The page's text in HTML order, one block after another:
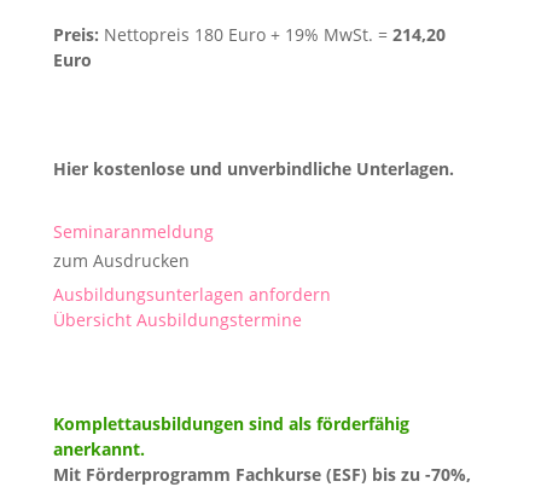
Preis: Nettopreis 180 Euro + 19% MwSt. = 214,20
Euro
Hier kostenlose und unverbindliche Unterlagen.
Seminaranmeldung
zum Ausdrucken
Ausbildungsunterlagen anfordern
Übersicht Ausbildungstermine
Komplettausbildungen sind als förderfähig
anerkannt.
Mit Förderprogramm Fachkurse (ESF) bis zu -70%,